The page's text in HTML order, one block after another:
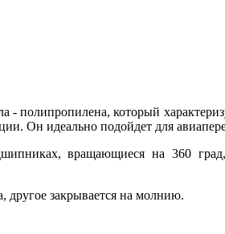
- полипропилена, который
Он идеально подойдет для
вращающиеся на 360
другое закрывается на молнию.